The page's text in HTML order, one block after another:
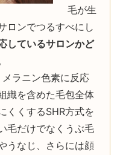
毛が生
ロンでつるすべにし
しているサロンかど
ラニン色素に反応
織を含めた毛包全体
くくするSHR方式を
毛だけでなくうぶ毛
うなじ、さらには顔